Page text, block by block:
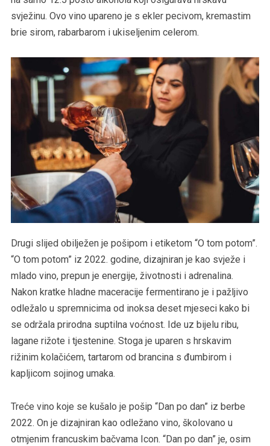
svježinu. Ovo vino upareno je s ekler pecivom, kremastim
brie sirom, rabarbarom i ukiseljenim celerom.
Drugi slijed obilježen je pošipom i etiketom “O tom potom”.
“O tom potom” iz 2022. godine, dizajniran je kao svježe i
mlado vino, prepun je energije, životnosti i adrenalina.
Nakon kratke hladne maceracije fermentirano je i pažljivo
odležalo u spremnicima od inoksa deset mjeseci kako bi
se održala prirodna suptilna voćnost. Ide uz bijelu ribu,
lagane rižote i tjestenine. Stoga je uparen s hrskavim
rižinim kolačićem, tartarom od brancina s đumbirom i
kapljicom sojinog umaka.
Treće vino koje se kušalo je pošip “Dan po dan” iz berbe
2022. On je dizajniran kao odležano vino, školovano u
otmjenim francuskim bačvama Icon. “Dan po dan” je, osim